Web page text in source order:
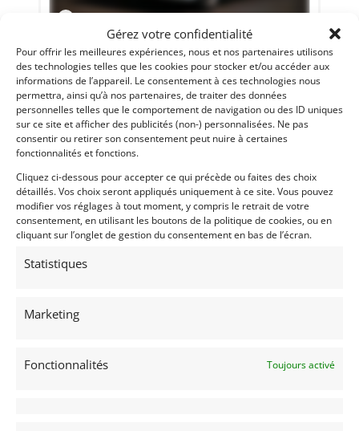
Gérez votre confidentialité
Pour offrir les meilleures expériences, nous et nos partenaires utilisons
des technologies telles que les cookies pour stocker et/ou accéder aux
informations de l’appareil. Le consentement à ces technologies nous
permettra, ainsi qu’à nos partenaires, de traiter des données
personnelles telles que le comportement de navigation ou des ID uniques
sur ce site et afficher des publicités (non-) personnalisées. Ne pas
consentir ou retirer son consentement peut nuire à certaines
fonctionnalités et fonctions.
Cliquez ci-dessous pour accepter ce qui précède ou faites des choix
détaillés. Vos choix seront appliqués uniquement à ce site. Vous pouvez
modifier vos réglages à tout moment, y compris le retrait de votre
consentement, en utilisant les boutons de la politique de cookies, ou en
cliquant sur l’onglet de gestion du consentement en bas de l’écran.
Statistiques
Marketing
Fonctionnalités Toujours activé
FORD CORTINA LOTUS MK1 (1963)[VENDU]
(69) RHôNE
17 décembre 2018
1 358 vues
Vends FORD CORTINA LOTUS MK1 de 1963. Entièrement
restaurée et préparée à la compétition. Régulière
participante du Tour Auto. PTH FIA.
Vendu par : Mecanic Gallery